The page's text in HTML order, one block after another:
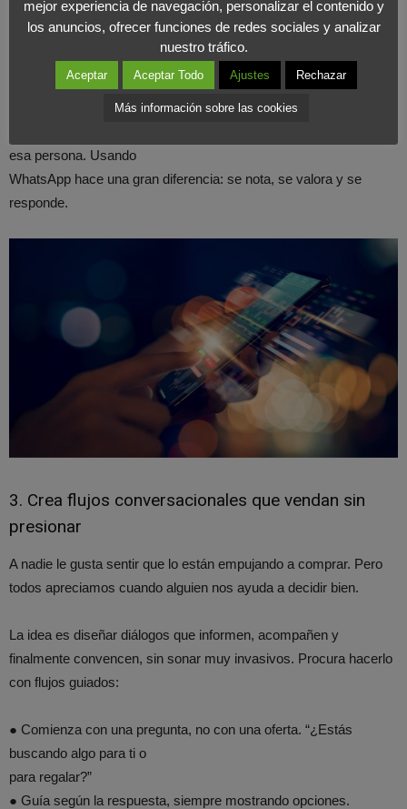
gustaron nuestros productos para el hogar… mira estas ofertas.”
Segmentar no es complicado, nunca. Al menos no si lo haces
esa persona. Usando
WhatsApp hace una gran diferencia: se nota, se valora y se
responde.
3. Crea flujos conversacionales que vendan sin
presionar
A nadie le gusta sentir que lo están empujando a comprar. Pero
todos apreciamos cuando alguien nos ayuda a decidir bien.
La idea es diseñar diálogos que informen, acompañen y
finalmente convencen, sin sonar muy invasivos. Procura hacerlo
con flujos guiados:
● Comienza con una pregunta, no con una oferta. “¿Estás
buscando algo para ti o
para regalar?”
● Guía según la respuesta, siempre mostrando opciones.
mejor experiencia de navegación, personalizar el contenido y
los anuncios, ofrecer funciones de redes sociales y analizar
nuestro tráfico.
Aceptar Aceptar Todo Ajustes Rechazar
Más información sobre las cookies